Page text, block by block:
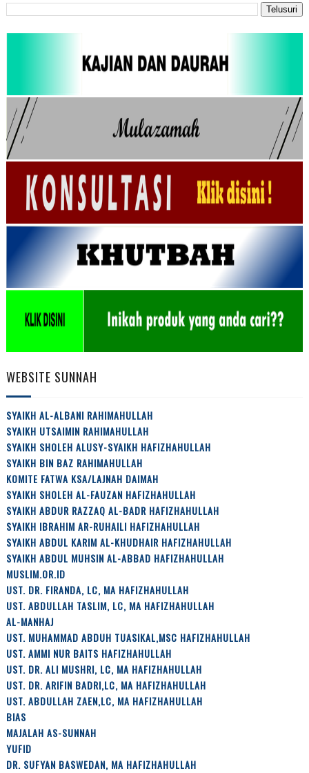
WEBSITE SUNNAH
SYAIKH AL-ALBANI RAHIMAHULLAH
SYAIKH UTSAIMIN RAHIMAHULLAH
SYAIKH SHOLEH ALUSY-SYAIKH HAFIZHAHULLAH
SYAIKH BIN BAZ RAHIMAHULLAH
KOMITE FATWA KSA/LAJNAH DAIMAH
SYAIKH SHOLEH AL-FAUZAN HAFIZHAHULLAH
SYAIKH ABDUR RAZZAQ AL-BADR HAFIZHAHULLAH
SYAIKH IBRAHIM AR-RUHAILI HAFIZHAHULLAH
SYAIKH ABDUL KARIM AL-KHUDHAIR HAFIZHAHULLAH
SYAIKH ABDUL MUHSIN AL-ABBAD HAFIZHAHULLAH
MUSLIM.OR.ID
UST. DR. FIRANDA, LC, MA HAFIZHAHULLAH
UST. ABDULLAH TASLIM, LC, MA HAFIZHAHULLAH
AL-MANHAJ
UST. MUHAMMAD ABDUH TUASIKAL,MSC HAFIZHAHULLAH
UST. AMMI NUR BAITS HAFIZHAHULLAH
UST. DR. ALI MUSHRI, LC, MA HAFIZHAHULLAH
UST. DR. ARIFIN BADRI,LC, MA HAFIZHAHULLAH
UST. ABDULLAH ZAEN,LC, MA HAFIZHAHULLAH
BIAS
MAJALAH AS-SUNNAH
YUFID
DR. SUFYAN BASWEDAN, MA HAFIZHAHULLAH